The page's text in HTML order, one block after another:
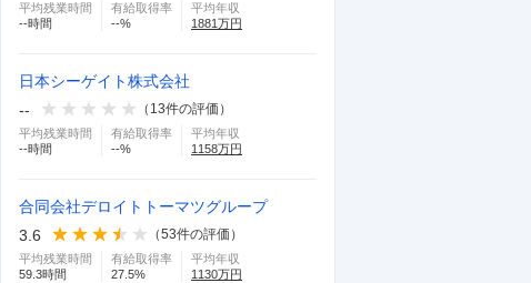
平均残業時間
--時間
有給取得率
--%
平均年収
1881 万円
日本シーゲイト株式会社
--
（ 13件の評価）
平均残業時間
--時間
有給取得率
--%
平均年収
1158万円
合同会社デロイトトーマツグループ
3.6
（53件の評価）
平均残業時間
59.3時間
有給取得率
27.5%
平均年収
1130万円